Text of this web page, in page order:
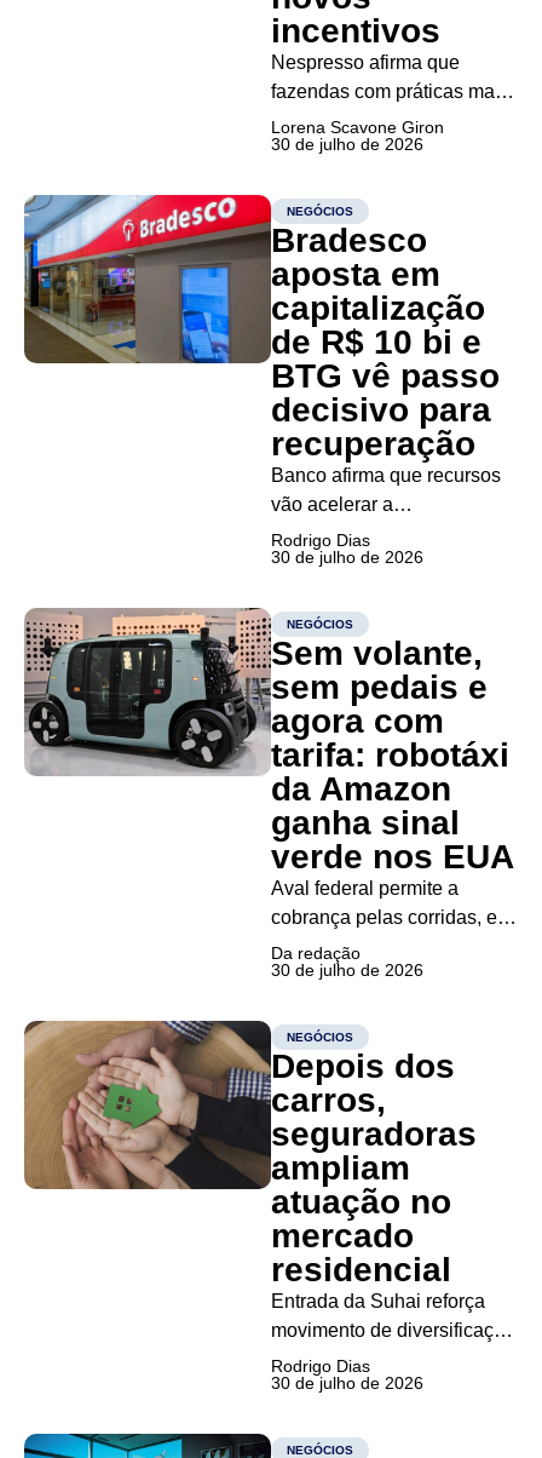
incentivos
Nespresso afirma que
fazendas com práticas mais
avançadas produziram 20%
mais e emitiram 25% menos
2025 A seca de 2025
colocou à prova a
capacidade de adaptação
das lavouras de café. Em
um monitoramento
realizado...
Lorena Scavone Giron
30 de julho de 2026
NEGÓCIOS
Bradesco
aposta em
capitalização
de R$ 10 bi e
BTG vê passo
decisivo para
recuperação
Banco afirma que recursos
vão acelerar a
transformação da instituição,
enquanto analistas do BTG
operação fortalece a
estrutura de capital e
aumenta a credibilidade do
plano de turnaround O
anúncio do Bradesco de um
aumento de...
Rodrigo Dias
30 de julho de 2026
NEGÓCIOS
Sem volante,
sem pedais e
agora com
tarifa: robotáxi
da Amazon
ganha sinal
verde nos EUA
Aval federal permite a
cobrança pelas corridas, e
estreia comercial deve
ocorrer em Las Vega O carro
deixando de ser apenas um
veículo tradicional recheado
de sensores. A Zoox,
empresa de mobilidade
autônoma controlada pela
Amazon,...
Da redação
30 de julho de 2026
NEGÓCIOS
Depois dos
carros,
seguradoras
ampliam
atuação no
mercado
residencial
Entrada da Suhai reforça
movimento de diversificação
do setor, que já conta com
iniciativas de Porto, Tokio
oferta de seguros e serviços
Rodrigo Dias
30 de julho de 2026
NEGÓCIOS